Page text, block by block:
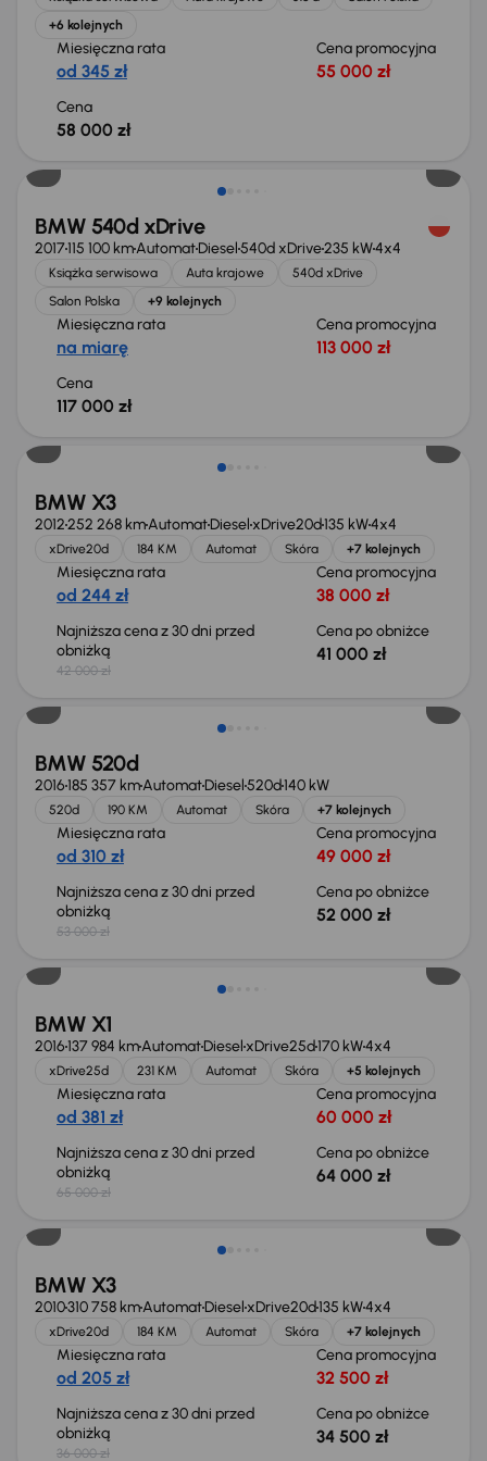
+6 kolejnych
Miesięczna rata
od 345 zł
Cena promocyjna
55 000 zł
Cena
58 000 zł
Możliwość odliczenia VAT
BMW 540d xDrive
2017115 100 kmAutomatDiesel540d xDrive235 kW4x4
Książka serwisowa Auta krajowe
540d xDrive
Salon Polska
+9 kolejnych
Miesięczna rata
na miarę
Cena promocyjna
113 000 zł
Cena
117 000 zł
BMW X3
2012252 268 kmAutomatDiesel xDrive20d135 kW4x4
xDrive20d 184 KM Automat Skóra +7 kolejnych
Miesięczna rata
od 244 zł
Cena promocyjna
38 000 zł
Najniższa cena z 30 dni przed
obniżką
42 000 zł
Cena po obniżce
41 000 zł
Taniej o 1 000 zł
BMW 520d
2016185 357 kmAutomatDiesel520d140 kW
520d 190 KM Automat Skóra +7 kolejnych
Miesięczna rata
od 310 zł
Cena promocyjna
49 000 zł
Najniższa cena z 30 dni przed
obniżką
53 000 zł
Cena po obniżce
52 000 zł
Taniej o 1 000 zł
BMW X1
2016137 984 kmAutomatDiesel xDrive25d170 kW4x4
xDrive25d 231 KM Automat Skóra +5 kolejnych
Miesięczna rata
od 381 zł
Cena promocyjna
60 000 zł
Najniższa cena z 30 dni przed
obniżką
65 000 zł
Cena po obniżce
64 000 zł
Taniej o 1 500 zł
BMW X3
2010310 758 kmAutomatDiesel xDrive20d135 kW4x4
xDrive20d 184 KM Automat Skóra +7 kolejnych
Miesięczna rata
od 205 zł
Cena promocyjna
32 500 zł
Najniższa cena z 30 dni przed
obniżką
36 000 zł
Cena po obniżce
34 500 zł